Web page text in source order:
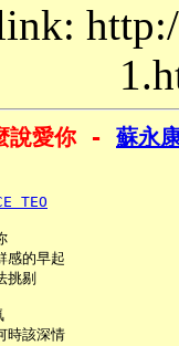
說愛你 - 蘇永
TEO
感的早起
挑剔
時該深情